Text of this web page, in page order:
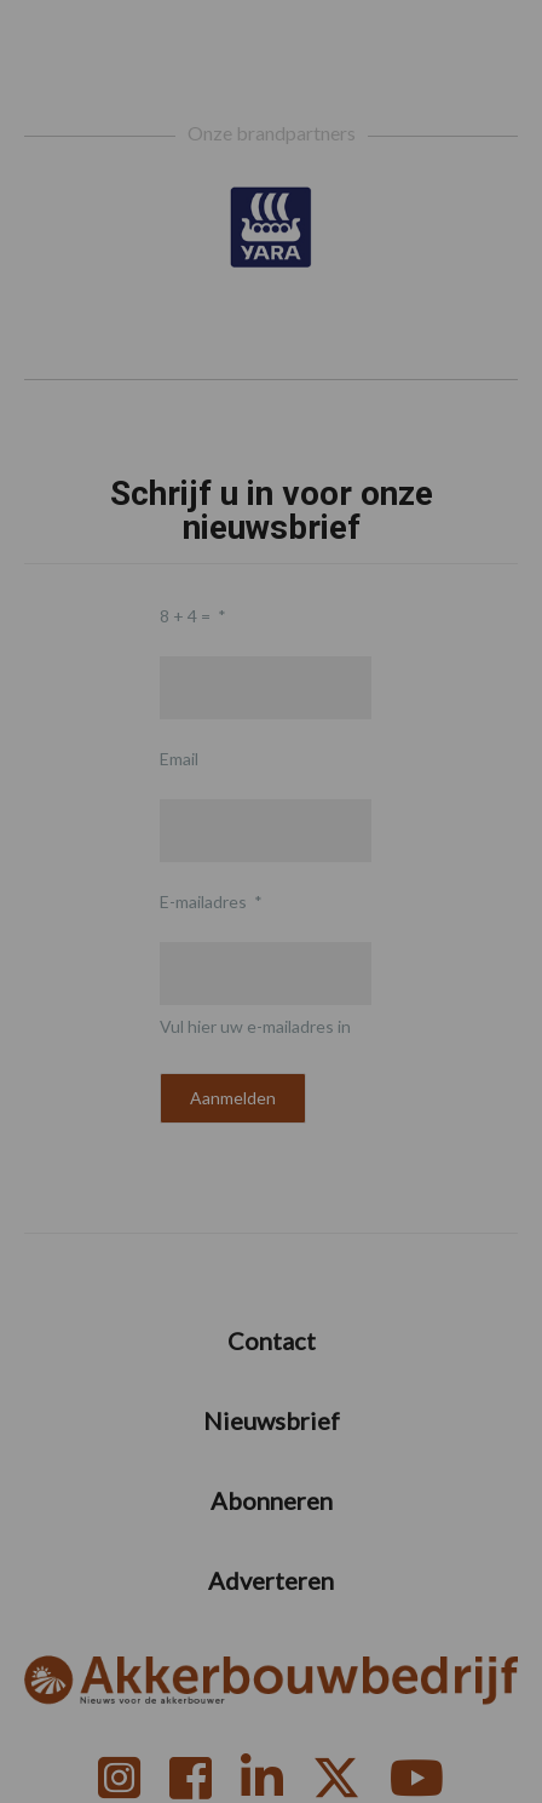
Onze brandpartners
Schrijf u in voor onze
nieuwsbrief
8 + 4 = *
Email
E-mailadres *
Vul hier uw e-mailadres in
Contact
Nieuwsbrief
Abonneren
Adverteren